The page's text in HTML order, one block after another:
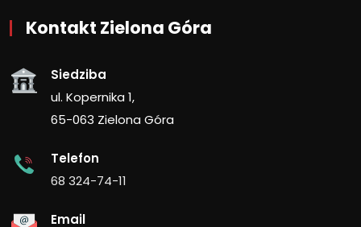
Kontakt Zielona Góra
Siedziba
ul. Kopernika 1,
65-063 Zielona Góra
Telefon
68 324-74-11
Email